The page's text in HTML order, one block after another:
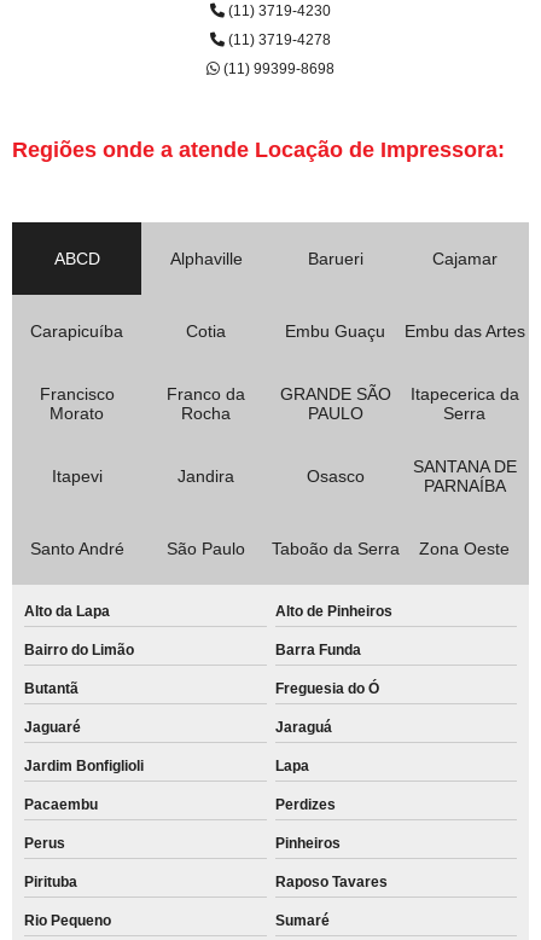
(11) 3719-4230
(11) 3719-4278
(11) 99399-8698
Regiões onde a atende Locação de Impressora:
ABCD Alphaville Barueri Cajamar
Carapicuíba Cotia Embu Guaçu Embu das Artes
Francisco
Morato
Franco da
Rocha
GRANDE SÃO
PAULO
Itapecerica da
Serra
Itapevi Jandira Osasco
SANTANA DE
PARNAÍBA
Santo André São Paulo Taboão da Serra Zona Oeste
Alto da Lapa Alto de Pinheiros
Bairro do Limão Barra Funda
Butantã Freguesia do Ó
Jaguaré Jaraguá
Jardim Bonfiglioli Lapa
Pacaembu Perdizes
Perus Pinheiros
Pirituba Raposo Tavares
Rio Pequeno Sumaré